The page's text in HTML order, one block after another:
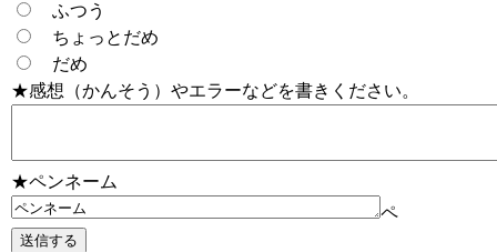
ふつう
ちょっとだめ
だめ
★感想（かんそう）やエラーなどを書きください。
★ペンネーム
ペ